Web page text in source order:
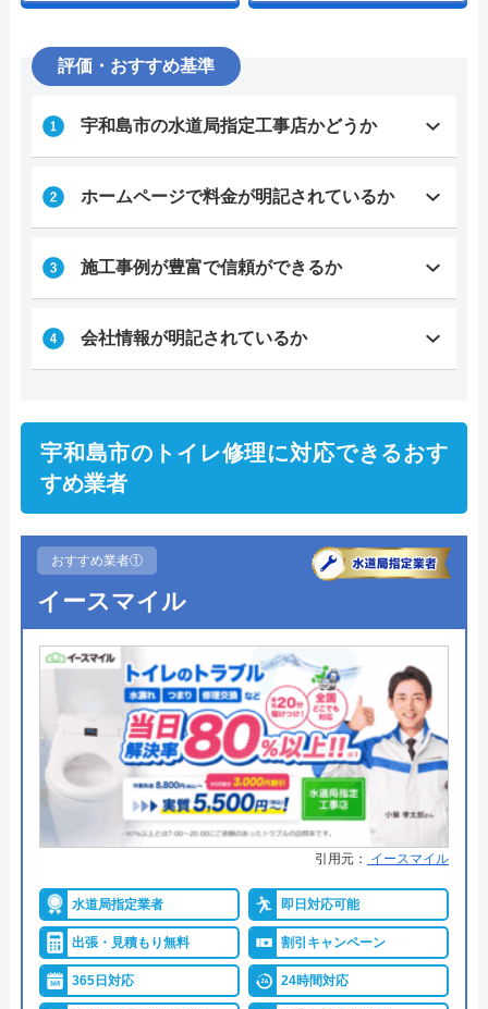
評価・おすすめ基準
宇和島市の水道局指定工事店かどうか
ホームページで料金が明記されているか
施工事例が豊富で信頼ができるか
会社情報が明記されているか
宇和島市のトイレ修理に対応できるおす
すめ業者
おすすめ業者①
イースマイル
引用元： イースマイル
水道局指定業者 即日対応可能
出張・見積もり無料 割引キャンペーン
365日対応 24時間対応